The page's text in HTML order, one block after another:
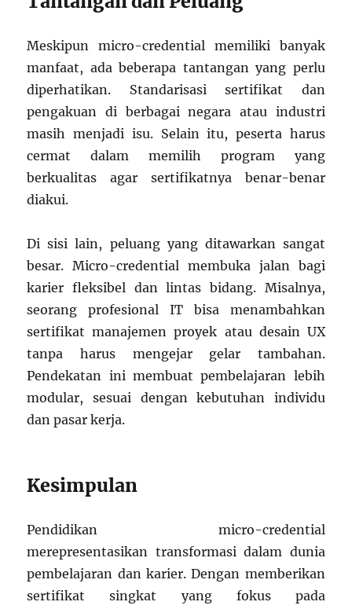
Meskipun micro-credential memiliki banyak
manfaat, ada beberapa tantangan yang perlu
diperhatikan. Standarisasi sertifikat dan
pengakuan di berbagai negara atau industri
masih menjadi isu. Selain itu, peserta harus
cermat dalam memilih program yang
berkualitas agar sertifikatnya benar-benar
diakui.
Di sisi lain, peluang yang ditawarkan sangat
besar. Micro-credential membuka jalan bagi
karier fleksibel dan lintas bidang. Misalnya,
seorang profesional IT bisa menambahkan
sertifikat manajemen proyek atau desain UX
tanpa harus mengejar gelar tambahan.
Pendekatan ini membuat pembelajaran lebih
modular, sesuai dengan kebutuhan individu
dan pasar kerja.
Kesimpulan
Pendidikan micro-credential
merepresentasikan transformasi dalam dunia
pembelajaran dan karier. Dengan memberikan
sertifikat singkat yang fokus pada